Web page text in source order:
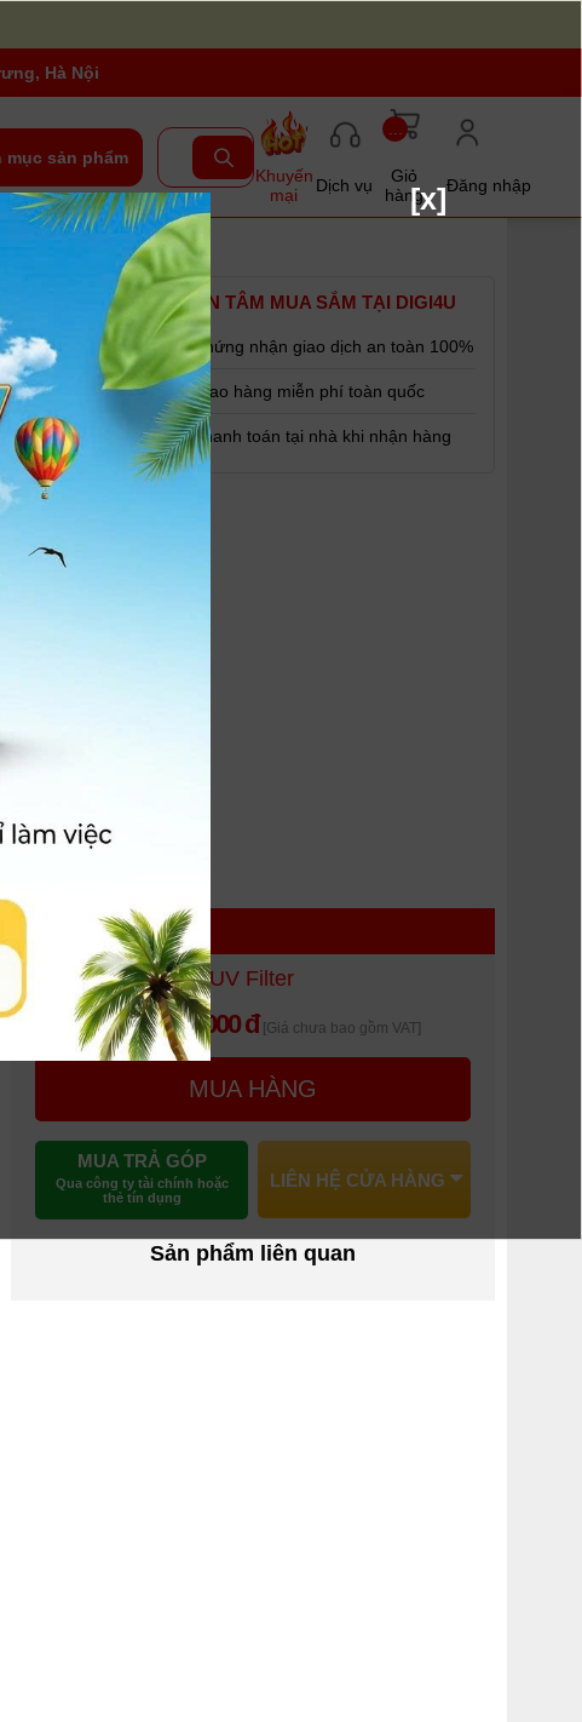
Hà Nội
mục sản phẩm
Khuyến
mại
Dịch vụ
Giỏ
hàng
Đăng nhập
HÀNG
YÊN TÂM MUA SẮM TẠI DIGI4U
Chứng nhận giao dịch an toàn 100%
Giao hàng miễn phí toàn quốc
Thanh toán tại nhà khi nhận hàng
Kenko 46mm MC UV Filter
Giá khuyến mại: 80.000 đ [Giá chưa bao gồm VAT]
MUA HÀNG
MUA TRẢ GÓP
Qua công ty tài chính hoặc
thẻ tín dụng
LIÊN HỆ CỬA HÀNG
Sản phẩm liên quan
[x]